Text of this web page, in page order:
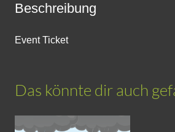
|
Menge
Beschreibung
Event Ticket
Das könnte dir auch